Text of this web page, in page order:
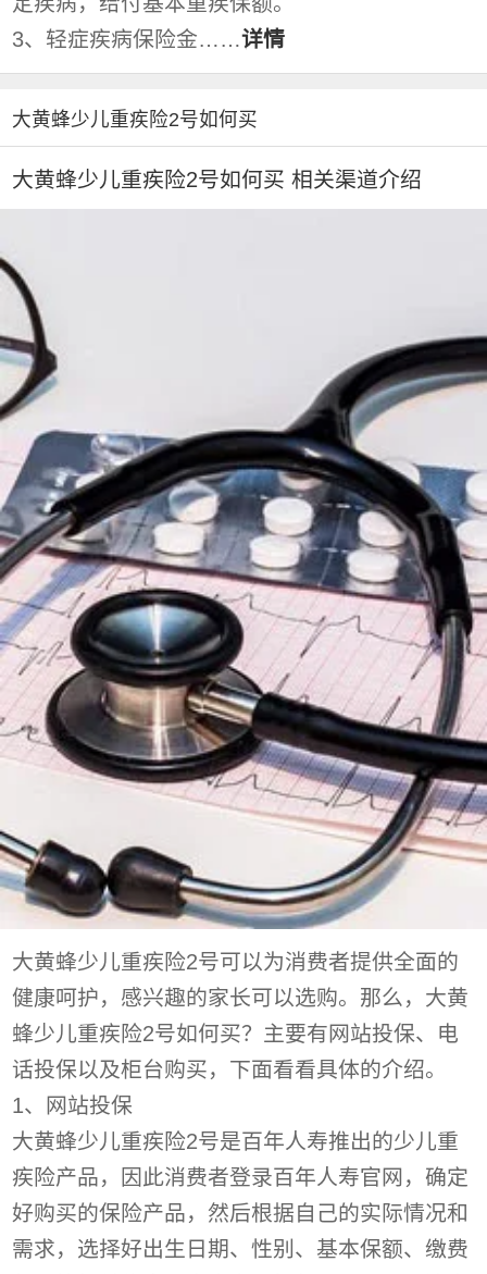
3、轻症疾病保险金……详情
大黄蜂少儿重疾险2号如何买
大黄蜂少儿重疾险2号如何买 相关渠道介绍
大黄蜂少儿重疾险2号可以为消费者提供全面的
健康呵护，感兴趣的家长可以选购。那么，大黄
蜂少儿重疾险2号如何买？主要有网站投保、电
话投保以及柜台购买，下面看看具体的介绍。
1、网站投保
大黄蜂少儿重疾险2号是百年人寿推出的少儿重
疾险产品，因此消费者登录百年人寿官网，确定
好购买的保险产品，然后根据自己的实际情况和
需求，选择好出生日期、性别、基本保额、缴费